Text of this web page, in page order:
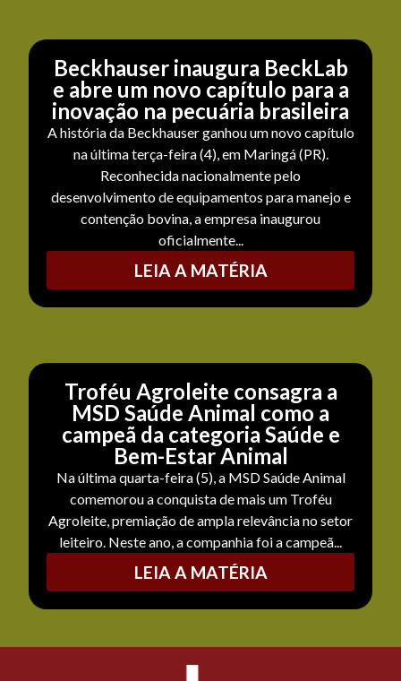
Beckhauser inaugura BeckLab
e abre um novo capítulo para a
inovação na pecuária brasileira
A história da Beckhauser ganhou um novo capítulo
na última terça-feira (4), em Maringá (PR).
Reconhecida nacionalmente pelo
desenvolvimento de equipamentos para manejo e
contenção bovina, a empresa inaugurou
oficialmente...
LEIA A MATÉRIA
Troféu Agroleite consagra a
MSD Saúde Animal como a
campeã da categoria Saúde e
Bem-Estar Animal
Na última quarta-feira (5), a MSD Saúde Animal
comemorou a conquista de mais um Troféu
Agroleite, premiação de ampla relevância no setor
leiteiro. Neste ano, a companhia foi a campeã...
LEIA A MATÉRIA